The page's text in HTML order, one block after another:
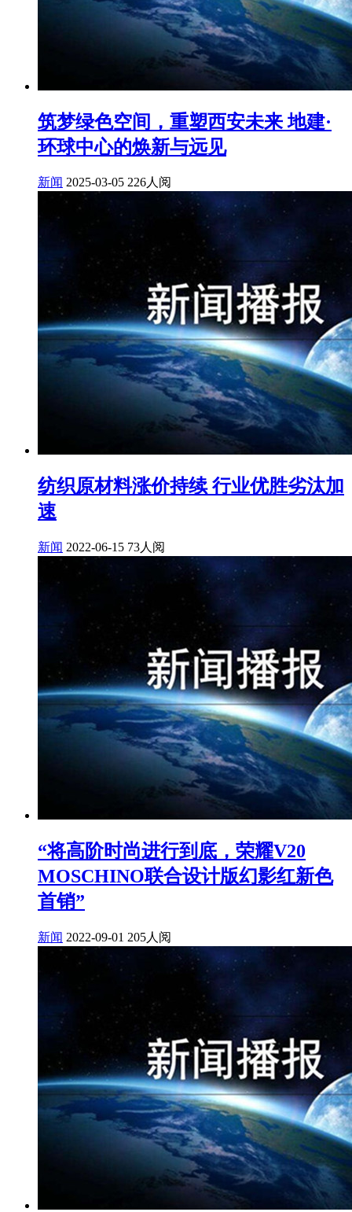
筑梦绿色空间，重塑西安未来 地建·
环球中心的焕新与远见
新闻 2025-03-05 226人阅
纺织原材料涨价持续 行业优胜劣汰加
速
新闻 2022-06-15 73人阅
“将高阶时尚进行到底，荣耀V20
MOSCHINO联合设计版幻影红新色
首销”
新闻 2022-09-01 205人阅